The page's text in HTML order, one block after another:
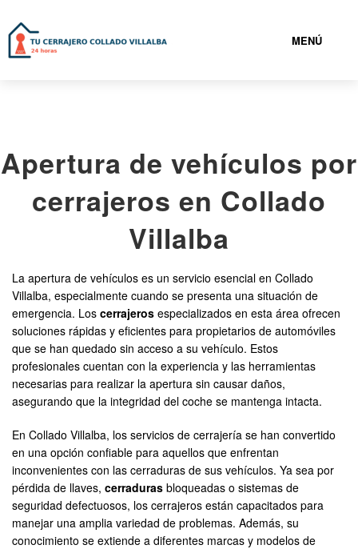
MENÚ
919932736
CERRAJEROS COLLADO VILLALBA BARATOS
CONTACTAR
Apertura de vehículos por
cerrajeros en Collado
Villalba
La apertura de vehículos es un servicio esencial en Collado
Villalba, especialmente cuando se presenta una situación de
emergencia. Los cerrajeros especializados en esta área ofrecen
soluciones rápidas y eficientes para propietarios de automóviles
que se han quedado sin acceso a su vehículo. Estos
profesionales cuentan con la experiencia y las herramientas
necesarias para realizar la apertura sin causar daños,
asegurando que la integridad del coche se mantenga intacta.
En Collado Villalba, los servicios de cerrajería se han convertido
en una opción confiable para aquellos que enfrentan
inconvenientes con las cerraduras de sus vehículos. Ya sea por
pérdida de llaves, cerraduras bloqueadas o sistemas de
seguridad defectuosos, los cerrajeros están capacitados para
manejar una amplia variedad de problemas. Además, su
conocimiento se extiende a diferentes marcas y modelos de